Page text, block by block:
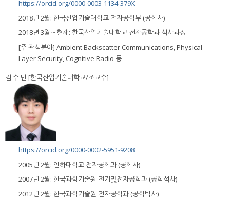
https://orcid.org/0000-0003-1134-379X
2018년 2월: 한국산업기술대학교 전자공학부 (공학사)
2018년 3월～현재: 한국산업기술대학교 전자공학과 석사과정
[주 관심분야] Ambient Backscatter Communications, Physical
Layer Security, Cognitive Radio 등
김 수 민 [한국산업기술대학교/조교수]
https://orcid.org/0000-0002-5951-9208
2005년 2월: 인하대학교 전자공학과 (공학사)
2007년 2월: 한국과학기술원 전기및전자공학과 (공학석사)
2012년 2월: 한국과학기술원 전자공학과 (공학박사)